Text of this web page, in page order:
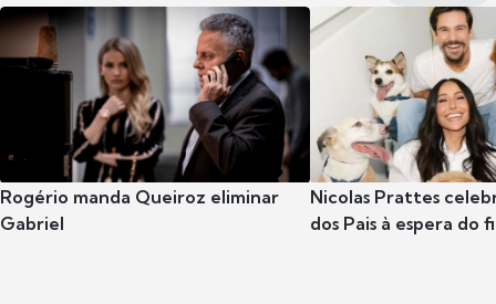
Rogério manda Queiroz eliminar
Gabriel
Nicolas Prattes
dos Pais à espera do